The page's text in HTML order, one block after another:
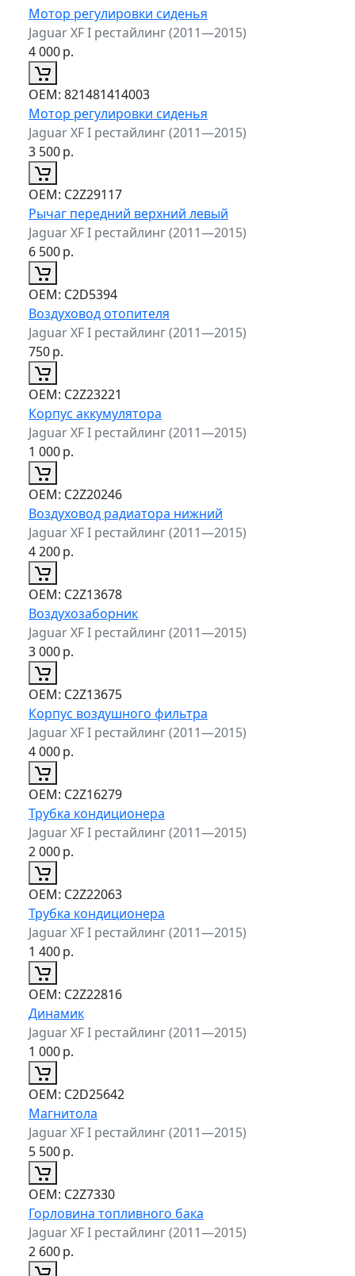
Мотор регулировки сиденья
Jaguar XF I рестайлинг (2011—2015)
4 000р.
ОЕМ: 821481414003
Мотор регулировки сиденья
Jaguar XF I рестайлинг (2011—2015)
3 500р.
ОЕМ: C2Z29117
Рычаг передний верхний левый
Jaguar XF I рестайлинг (2011—2015)
6 500р.
ОЕМ: C2D5394
Воздуховод отопителя
Jaguar XF I рестайлинг (2011—2015)
750р.
ОЕМ: C2Z23221
Корпус аккумулятора
Jaguar XF I рестайлинг (2011—2015)
1 000р.
ОЕМ: C2Z20246
Воздуховод радиатора нижний
Jaguar XF I рестайлинг (2011—2015)
4 200р.
ОЕМ: C2Z13678
Воздухозаборник
Jaguar XF I рестайлинг (2011—2015)
3 000р.
ОЕМ: C2Z13675
Корпус воздушного фильтра
Jaguar XF I рестайлинг (2011—2015)
4 000р.
ОЕМ: C2Z16279
Трубка кондиционера
Jaguar XF I рестайлинг (2011—2015)
2 000р.
ОЕМ: C2Z22063
Трубка кондиционера
Jaguar XF I рестайлинг (2011—2015)
1 400р.
ОЕМ: C2Z22816
Динамик
Jaguar XF I рестайлинг (2011—2015)
1 000р.
ОЕМ: C2D25642
Магнитола
Jaguar XF I рестайлинг (2011—2015)
5 500р.
ОЕМ: C2Z7330
Горловина топливного бака
Jaguar XF I рестайлинг (2011—2015)
2 600р.